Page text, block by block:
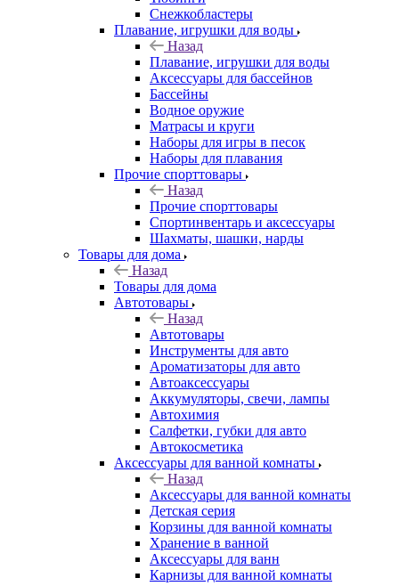
Снежкобластеры
Плавание, игрушки для воды
Назад
Плавание, игрушки для воды
Аксессуары для бассейнов
Бассейны
Водное оружие
Матрасы и круги
Наборы для игры в песок
Наборы для плавания
Прочие спорттовары
Назад
Прочие спорттовары
Спортинвентарь и аксессуары
Шахматы, шашки, нарды
Товары для дома
Назад
Товары для дома
Автотовары
Назад
Автотовары
Инструменты для авто
Ароматизаторы для авто
Автоаксессуары
Аккумуляторы, свечи, лампы
Автохимия
Салфетки, губки для авто
Автокосметика
Аксессуары для ванной комнаты
Назад
Аксессуары для ванной комнаты
Детская серия
Корзины для ванной комнаты
Хранение в ванной
Аксессуары для ванн
Карнизы для ванной комнаты